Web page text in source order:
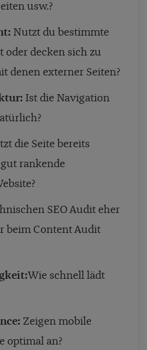
usw.?
Nutzt du bestimmte
oder decken sich zu
denen externer Seiten?
Ist die Navigation
die Seite bereits
rankende
SEO Audit eher
beim Content Audit
Wie schnell lädt
Zeigen mobile
optimal an?